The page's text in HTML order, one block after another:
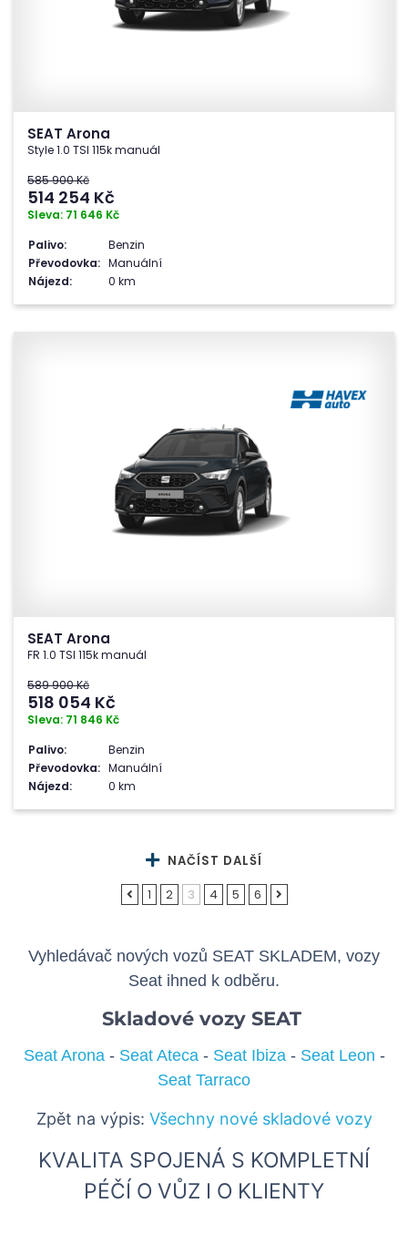
SEAT Arona
Style 1.0 TSI 115k manuál
585 900 Kč
514 254 Kč
Sleva: 71 646 Kč
Palivo:
Benzin
Převodovka: Manuální
Nájezd:
0 km
SEAT Arona
FR 1.0 TSI 115k manuál
589 900 Kč
518 054 Kč
Sleva: 71 846 Kč
Palivo:
Benzin
Převodovka: Manuální
Nájezd:
0 km
NAČÍST DALŠÍ
1
2 3 4 5 6
Vyhledávač nových vozů SEAT SKLADEM, vozy
Seat ihned k odběru.
Skladové vozy SEAT
Seat Arona- Seat Ateca- Seat Ibiza- Seat Leon -
Seat Tarraco
Zpět na výpis: Všechny nové skladové vozy
KVALITA SPOJENÁ S KOMPLETNÍ
PÉČÍ O VŮZ I O KLIENTY